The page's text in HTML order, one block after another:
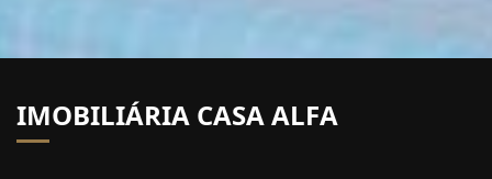
IMOBILIÁRIA CASA ALFA